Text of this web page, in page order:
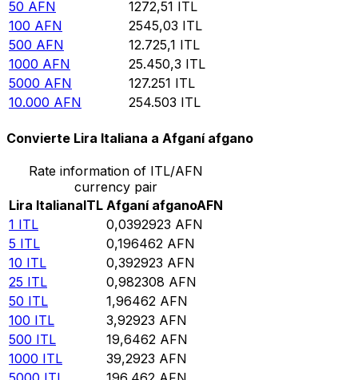
50 AFN 1272,51 ITL
100 AFN 2545,03 ITL
500 AFN 12.725,1 ITL
1000 AFN 25.450,3 ITL
5000 AFN 127.251 ITL
10.000 AFN 254.503 ITL
Convierte Lira Italiana a Afganí afgano
Rate information of ITL/AFN
currency pair
Lira ItalianaITL Afganí afganoAFN
1 ITL 0,0392923 AFN
5 ITL 0,196462 AFN
10 ITL 0,392923 AFN
25 ITL 0,982308 AFN
50 ITL 1,96462 AFN
100 ITL 3,92923 AFN
500 ITL 19,6462 AFN
1000 ITL 39,2923 AFN